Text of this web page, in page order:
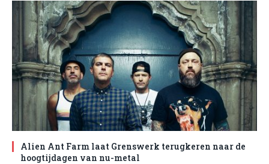
Alien Ant Farm laat Grenswerk terugkeren naar de
hoogtijdagen van nu-metal